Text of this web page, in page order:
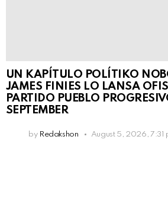
UN KAPÍTULO POLÍTIKO
JAMES FINIES LO LANSA
PARTIDO PUEBLO
SEPTEMBER
by Redakshon August 5, 2026, 7:31